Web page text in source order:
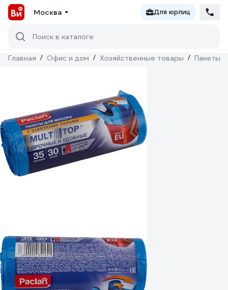
Москва Для юрлиц
Поиск в каталоге
Главная / Офис и дом / Хозяйственные товары / Пакеты